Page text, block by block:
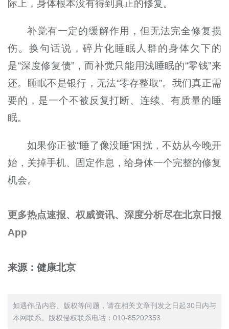
际上，身体根本没有得到真正的修复。
补觉有一定的缓解作用，但无法完全修复损
伤。换句话说，碎片化睡眠人群的身体欠下的
是“深度修复债”，而补觉只能用浅睡眠的“零钱”来
还。睡眠不是银行，无法“零存整取”。我们真正需
要的，是一个不被反复打断、连续、有质量的睡
眠。
如果你正被“睡了像没睡”困扰，不妨从今晚开
始，关掉手机、固定作息，给身体一个完整的修复
机会。
更多热点速报、权威资讯、深度分析尽在北京日报
App
来源：健康北京
如遇作品内容、版权等问题，请在相关文章刊发之日起30日内与
本网联系。版权侵权联系电话：010-85202353